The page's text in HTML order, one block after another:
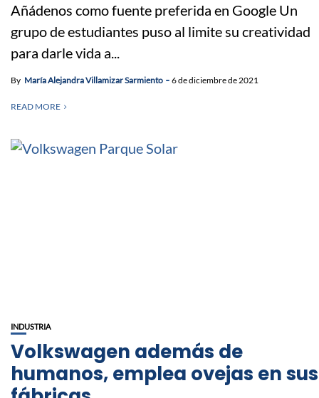
Añádenos como fuente preferida en Google Un
grupo de estudiantes puso al limite su creatividad
para darle vida a...
By María Alejandra Villamizar Sarmiento 6 de diciembre de 2021
READ MORE
INDUSTRIA
Volkswagen además de
humanos, emplea ovejas en sus